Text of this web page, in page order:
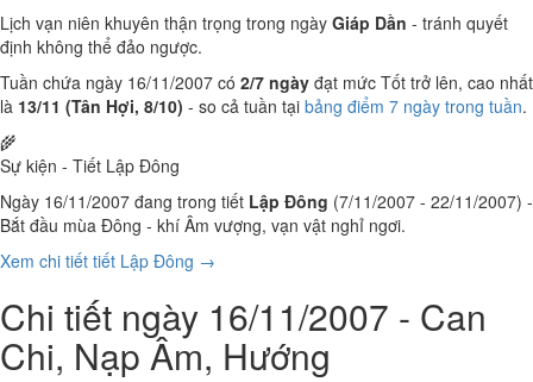
Lịch vạn niên khuyên thận trọng trong ngày Giáp Dần - tránh quyết
định không thể đảo ngược.
Tuần chứa ngày 16/11/2007 có 2/7 ngày đạt mức Tốt trở lên, cao nhất
là 13/11 (Tân Hợi, 8/10) - so cả tuần tại bảng điểm 7 ngày trong tuần.
🌾
Sự kiện - Tiết Lập Đông
Ngày 16/11/2007 đang trong tiết Lập Đông (7/11/2007 - 22/11/2007) -
Bắt đầu mùa Đông - khí Âm vượng, vạn vật nghỉ ngơi.
Xem chi tiết tiết Lập Đông →
Chi tiết ngày 16/11/2007 - Can
Chi, Nạp Âm, Hướng